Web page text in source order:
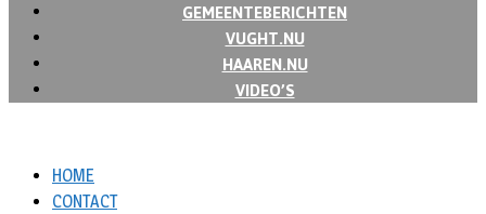
GEMEENTEBERICHTEN
VUGHT.NU
HAAREN.NU
VIDEO’S
HOME
CONTACT